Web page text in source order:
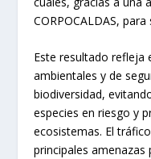
CORPOCALDAS,
Este resultado refleja
ambientales y de
biodiversidad,
especies en riesgo y
ecosistemas. El
principales